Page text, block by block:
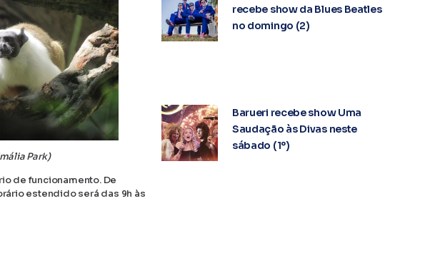
Park)
de funcionamento. De
estendido será das 9h às
recebe show da Blues Beatles
no domingo (2)
Barueri recebe show Uma
Saudação às Divas neste
sábado (1º)